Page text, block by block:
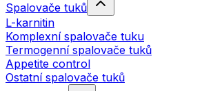
Spalovače tuků
L-karnitin
Komplexní spalovače tuku
Termogenní spalovače tuků
Appetite control
Ostatní spalovače tuků